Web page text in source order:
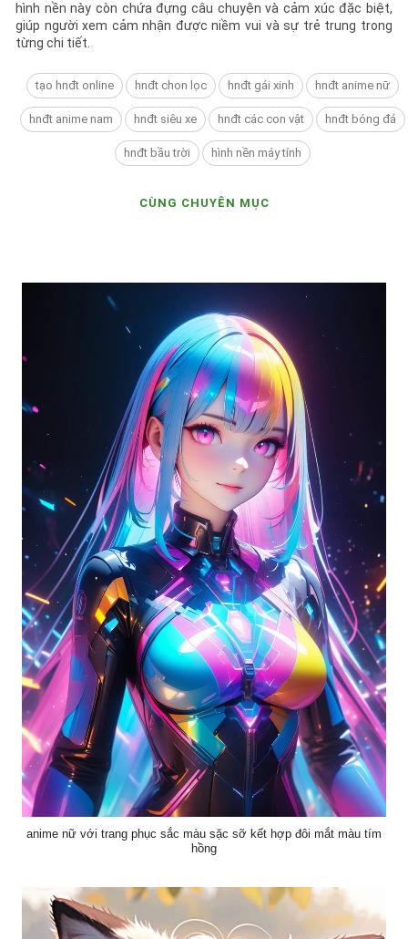
hình nền này còn chứa đựng câu chuyện và cảm xúc đặc biệt,
giúp người xem cảm nhận được niềm vui và sự trẻ trung trong
từng chi tiết.
tạo hnđt online hnđt chon lọc hnđt gái xinh hnđt anime nữ
hnđt anime nam hnđt siêu xe hnđt các con vật hnđt bóng đá
hnđt bầu trời hình nền máy tính
CÙNG CHUYÊN MỤC
anime nữ với trang phục sắc màu sặc sỡ kết hợp đôi mắt màu tím
hồng